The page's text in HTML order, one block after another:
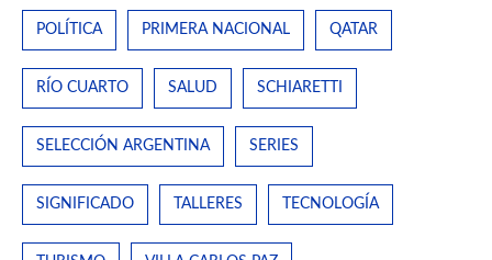
POLÍTICA PRIMERA NACIONAL QATAR
RÍO CUARTO SALUD SCHIARETTI
SELECCIÓN ARGENTINA SERIES
SIGNIFICADO TALLERES TECNOLOGÍA